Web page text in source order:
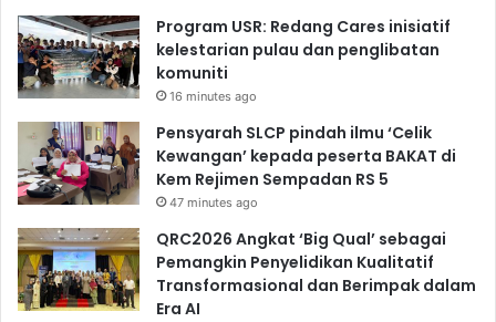
Program USR: Redang Cares inisiatif
kelestarian pulau dan penglibatan
komuniti
16 minutes ago
Pensyarah SLCP pindah ilmu ‘Celik
Kewangan’ kepada peserta BAKAT di
Kem Rejimen Sempadan RS 5
47 minutes ago
QRC2026 Angkat ‘Big Qual’ sebagai
Pemangkin Penyelidikan Kualitatif
Transformasional dan Berimpak dalam
Era AI